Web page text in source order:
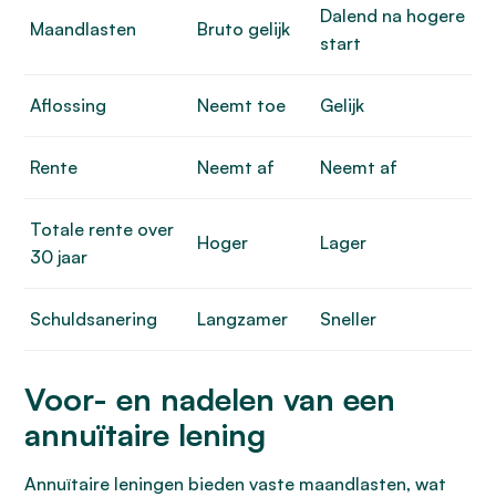
Maandlasten Bruto gelijk
Dalend na hogere
start
Aflossing Neemt toe Gelijk
Rente Neemt af Neemt af
Totale rente over
30 jaar
Hoger Lager
Schuldsanering Langzamer Sneller
Voor- en nadelen van een
annuïtaire lening
Annuïtaire leningen bieden vaste maandlasten, wat